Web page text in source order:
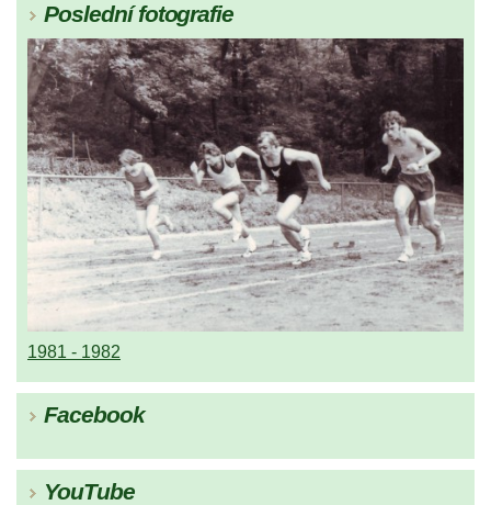
Poslední fotografie
1981 - 1982
Facebook
YouTube